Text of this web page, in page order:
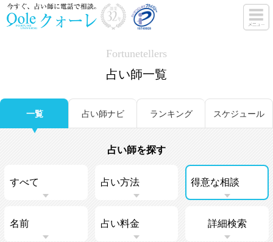
Fortunetellers
占い師一覧
一覧 占い師ナビ ランキング スケジュール
占い師を探す
詳細検索